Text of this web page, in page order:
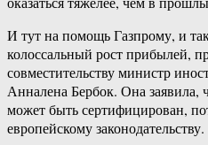
И тут на помощь Газпрому, и
колоссальный рост прибылей,
совместительству министр
Анналена Бербок. Она
может быть сертифицирован,
европейскому законодательству.